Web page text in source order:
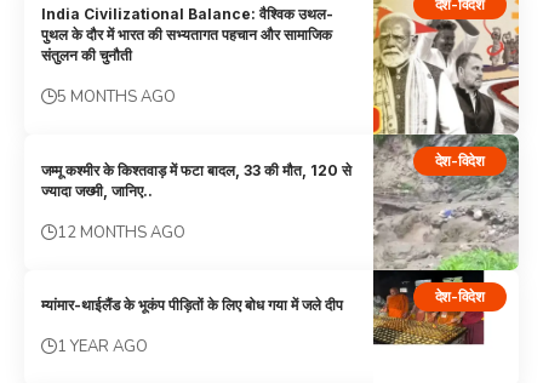
देश-विदेश
India Civilizational Balance: वैश्विक उथल-
पुथल के दौर में भारत की सभ्यतागत पहचान और सामाजिक
संतुलन की चुनौती
5 MONTHS AGO
देश-विदेश
जम्मू कश्मीर के किश्तवाड़ में फटा बादल, 33 की मौत, 120 से
ज्यादा जख्मी, जानिए..
12 MONTHS AGO
देश-विदेश
म्यांमार-थाईलैंड के भूकंप पीड़ितों के लिए बोध गया में जले दीप
1 YEAR AGO